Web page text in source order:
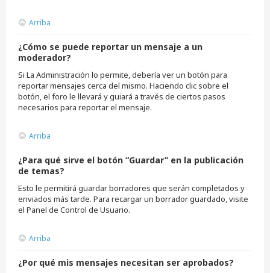
Arriba
¿Cómo se puede reportar un mensaje a un
moderador?
Si La Administración lo permite, debería ver un botón para
reportar mensajes cerca del mismo. Haciendo clic sobre el
botón, el foro le llevará y guiará a través de ciertos pasos
necesarios para reportar el mensaje.
Arriba
¿Para qué sirve el botón “Guardar” en la publicación
de temas?
Esto le permitirá guardar borradores que serán completados y
enviados más tarde. Para recargar un borrador guardado, visite
el Panel de Control de Usuario.
Arriba
¿Por qué mis mensajes necesitan ser aprobados?